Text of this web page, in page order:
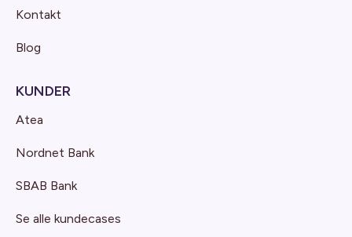
Kontakt
Blog
KUNDER
Atea
Nordnet Bank
SBAB Bank
Se alle kundecases